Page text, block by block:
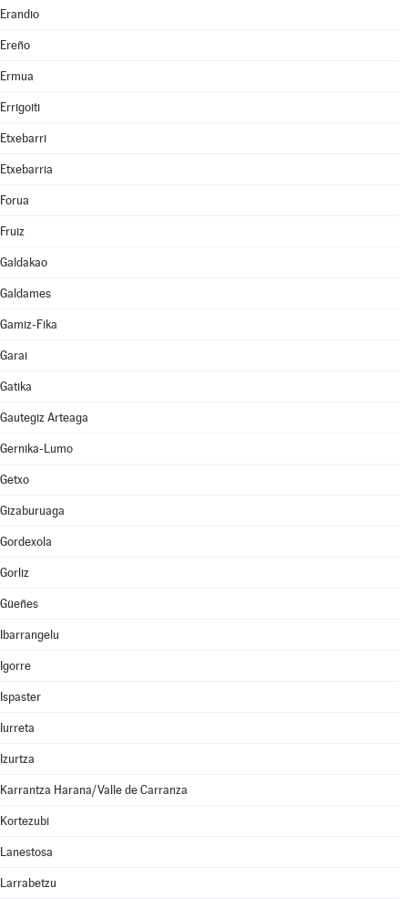
Erandio
Ereño
Ermua
Errigoiti
Etxebarri
Etxebarria
Forua
Fruiz
Galdakao
Galdames
Gamiz-Fika
Garai
Gatika
Gautegiz Arteaga
Gernika-Lumo
Getxo
Gizaburuaga
Gordexola
Gorliz
Güeñes
Ibarrangelu
Igorre
Ispaster
Iurreta
Izurtza
Karrantza Harana/Valle de Carranza
Kortezubi
Lanestosa
Larrabetzu